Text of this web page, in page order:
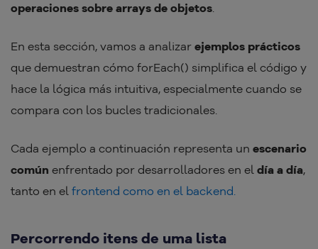
operaciones sobre arrays de objetos.
En esta sección, vamos a analizar ejemplos prácticos
que demuestran cómo forEach() simplifica el código y
hace la lógica más intuitiva, especialmente cuando se
compara con los bucles tradicionales.
Cada ejemplo a continuación representa un escenario
común enfrentado por desarrolladores en el día a día,
tanto en el frontend como en el backend.
Percorrendo itens de uma lista